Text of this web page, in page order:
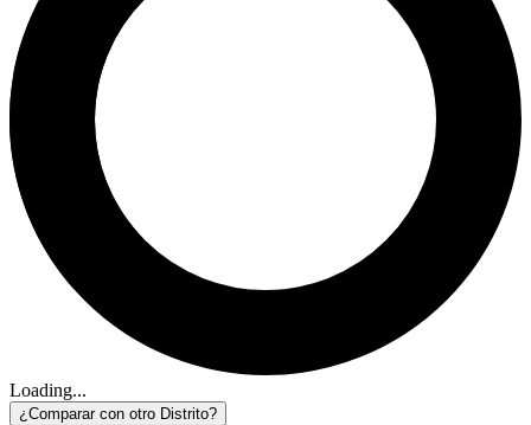
Loading...
¿Comparar con otro Distrito?